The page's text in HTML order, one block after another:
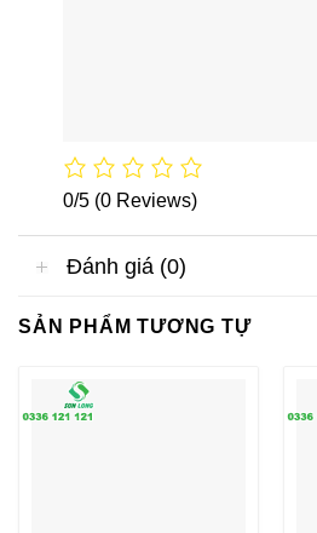
0/5 (0 Reviews)
Đánh giá (0)
SẢN PHẨM TƯƠNG TỰ